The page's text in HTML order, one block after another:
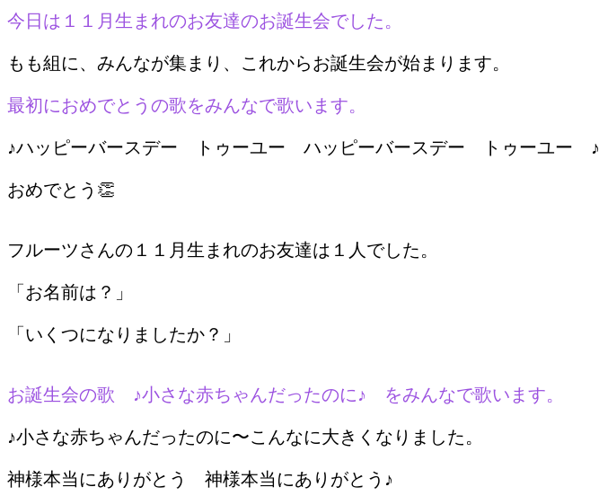
今日は１１月生まれのお友達のお誕生会でした。
もも組に、みんなが集まり、これからお誕生会が始まります。
最初におめでとうの歌をみんなで歌います。
♪ハッピーバースデー トゥーユー ハッピーバースデー トゥーユー ♪
おめでとう👏
フルーツさんの１１月生まれのお友達は１人でした。
「お名前は？」
「いくつになりましたか？」
お誕生会の歌 ♪小さな赤ちゃんだったのに♪ をみんなで歌います。
♪小さな赤ちゃんだったのに〜こんなに大きくなりました。
神様本当にありがとう 神様本当にありがとう♪